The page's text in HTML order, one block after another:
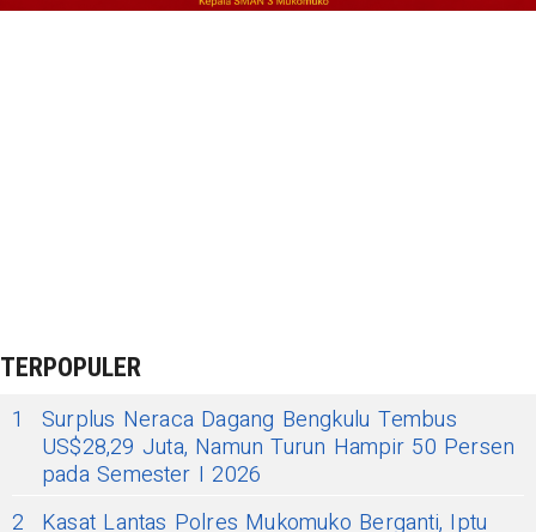
TERPOPULER
1
Surplus Neraca Dagang Bengkulu Tembus
US$28,29 Juta, Namun Turun Hampir 50 Persen
pada Semester I 2026
2
Kasat Lantas Polres Mukomuko Berganti, Iptu